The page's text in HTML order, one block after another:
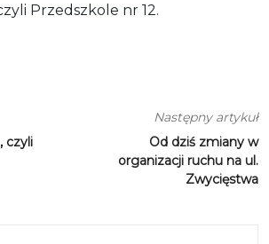
Przedszkole nr 12.
czyli
Następny artykuł
Od dziś zmiany w
organizacji ruchu na ul.
Zwycięstwa